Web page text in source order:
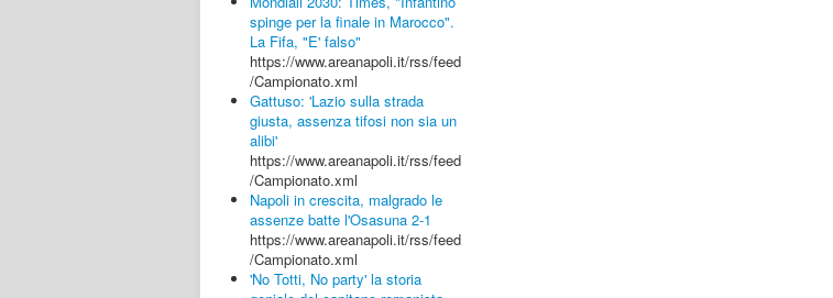
spinge per la finale in Marocco".
La Fifa, "E' falso"
https://www.areanapoli.it/rss/feed
/Campionato.xml
Gattuso: 'Lazio sulla strada
giusta, assenza tifosi non sia un
alibi'
https://www.areanapoli.it/rss/feed
/Campionato.xml
Napoli in crescita, malgrado le
assenze batte l'Osasuna 2-1
https://www.areanapoli.it/rss/feed
/Campionato.xml
'No Totti, No party' la storia